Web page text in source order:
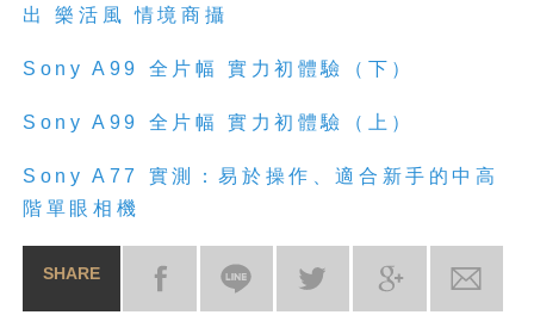
出
樂活風 情境商攝
Sony A99 全片幅 實力初體驗（下）
Sony A99 全片幅 實力初體驗（上）
Sony A77 實測：易於操作、適合新手的中高
階單眼相機
SHARE